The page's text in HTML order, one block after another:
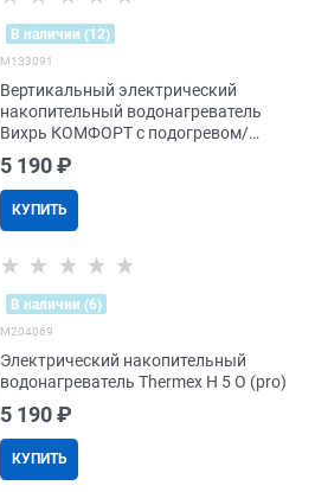
В наличии (12)
M133091
Вертикальный электрический
накопительный водонагреватель
Вихрь КОМФОРТ с подогревом/
пластиковая мойка/цвет белый
5 190 ₽
КУПИТЬ
В наличии (6)
M204069
Электрический накопительный
водонагреватель Thermex H 5 O (pro)
5 190 ₽
КУПИТЬ